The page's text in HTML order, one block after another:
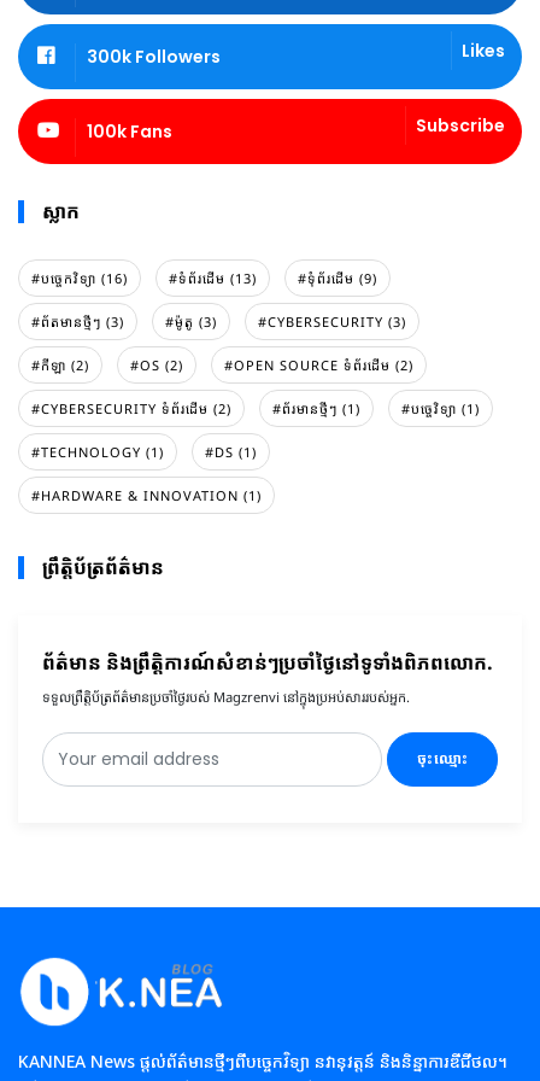
300k Followers Likes
100k Fans Subscribe
ស្លាក
#បច្ចេកវិទ្យា (16) #ទំព័រដេីម (13) #ទំុព័រដេីម (9)
#ព័តមានថ្មីៗ (3) #ម៉ូតូ (3) #CYBERSECURITY (3)
#កីឡា (2) #OS (2) #OPEN SOURCE ទំព័រដើម (2)
#CYBERSECURITY ទំព័រដើម (2) #ព័រមានថ្មីៗ (1) #បច្ចេវិទ្យា (1)
#TECHNOLOGY (1) #DS (1)
#HARDWARE & INNOVATION (1)
ព្រឹត្តិប័ត្រព័ត៌មាន
ព័ត៌មាន និងព្រឹត្តិការណ៍សំខាន់ៗប្រចាំថ្ងៃនៅទូទាំងពិភពលោក.
ទទួលព្រឹត្តិប័ត្រព័ត៌មានប្រចាំថ្ងៃរបស់ Magzrenvi នៅក្នុងប្រអប់សាររបស់អ្នក.
ចុះឈ្មោះ
KANNEA News ផ្តល់ព័ត៌មានថ្មីៗពីបច្ចេកវិទ្យា នវានុវត្តន៍ និងនិន្នាការឌីជីថល។